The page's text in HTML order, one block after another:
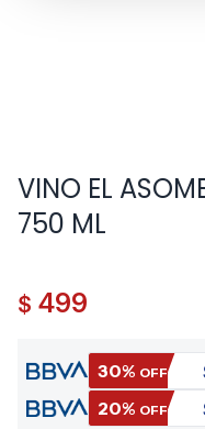
VINO EL
750 ML
$ 499
30% OFF
20% OFF